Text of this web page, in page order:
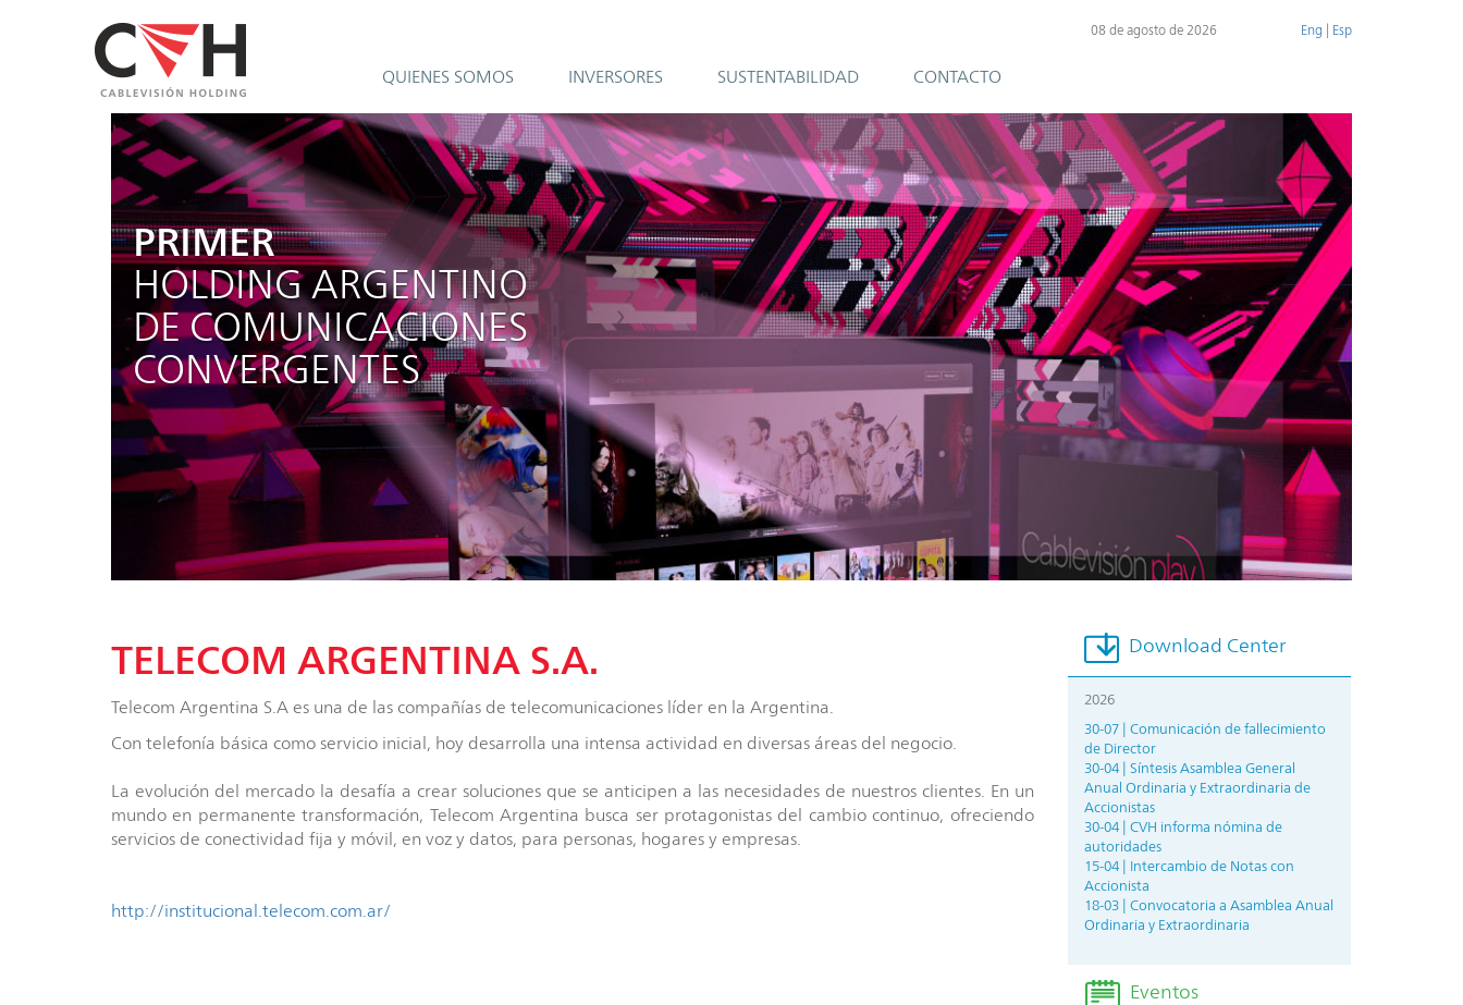
08 de agosto de 2026 Eng Esp
QUIENES SOMOS INVERSORES SUSTENTABILIDAD CONTACTO
PRIMER
HOLDING ARGENTINO
DE COMUNICACIONES
CONVERGENTES
TELECOM ARGENTINA S.A.
Telecom Argentina S.A es una de las compañías de telecomunicaciones líder en la Argentina.
Con telefonía básica como servicio inicial, hoy desarrolla una intensa actividad en diversas áreas del negocio.
La evolución del mercado la desafía a crear soluciones que se anticipen a las necesidades de nuestros clientes. En un
mundo en permanente transformación, Telecom Argentina busca ser protagonistas del cambio continuo, ofreciendo
servicios de conectividad fija y móvil, en voz y datos, para personas, hogares y empresas.
http://institucional.telecom.com.ar/
Download Center
2026
30-07 | Comunicación de fallecimiento
de Director
30-04 | Síntesis Asamblea General
Anual Ordinaria y Extraordinaria de
Accionistas
30-04 | CVH informa nómina de
autoridades
15-04 | Intercambio de Notas con
Accionista
18-03 | Convocatoria a Asamblea Anual
Ordinaria y Extraordinaria
Eventos